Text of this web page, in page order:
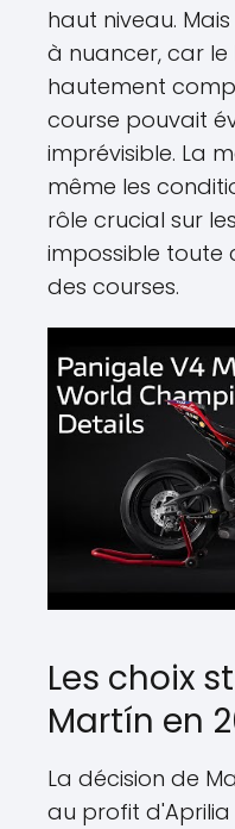
haut niveau.
à nuancer, car le
hautement
course pouvait
imprévisible. La
même les
rôle crucial sur
impossible toute
des courses.
Les choix
Martín en
La décision de
au profit d'Aprilia